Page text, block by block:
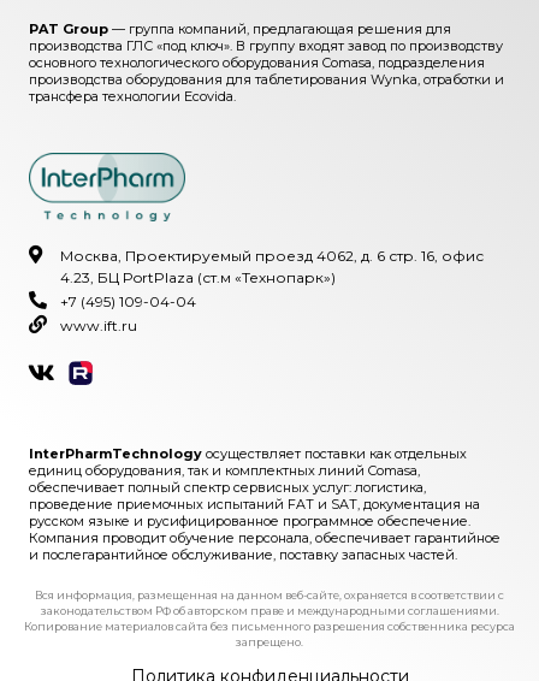
PAT Group — группа компаний, предлагающая решения для
производства ГЛС «под ключ». В группу входят завод по производству
основного технологического оборудования Comasa, подразделения
производства оборудования для таблетирования Wynka, отработки и
трансфера технологии Ecovida.
Москва, Проектируемый проезд 4062, д. 6 стр. 16, офис
4.23, БЦ PortPlaza (ст.м «Технопарк»)
+7 (495) 109-04-04
www.ift.ru
InterPharmTechnology осуществляет поставки как отдельных
единиц оборудования, так и комплектных линий Comasa,
обеспечивает полный спектр сервисных услуг: логистика,
проведение приемочных испытаний FAT и SAT, документация на
русском языке и русифицированное программное обеспечение.
Компания проводит обучение персонала, обеспечивает гарантийное
и послегарантийное обслуживание, поставку запасных частей.
Вся информация, размещенная на данном веб-сайте, охраняется в соответствии с
законодательством РФ об авторском праве и международными соглашениями.
Копирование материалов сайта без письменного разрешения собственника ресурса
запрещено.
Политика конфиденциальности